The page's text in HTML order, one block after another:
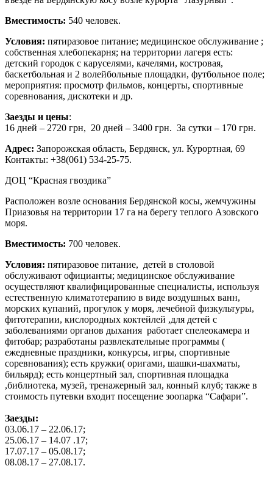
Вместимость: 540 человек.
Условия: пятиразовое питание; медицинское обслуживание ;
собственная хлебопекарня; на территории лагеря есть:
детский городок с каруселями, качелями, костровая,
баскетбольная и 2 волейбольные площадки, футбольное поле;
мероприятия: просмотр фильмов, концерты, спортивные
соревнования, дискотеки и др.
Заезды и цены:
16 дней – 2720 грн, 20 дней – 3400 грн. За сутки – 170 грн.
Адрес: Запорожская область, Бердянск, ул. Курортная, 69
Контакты: +38(061) 534-25-75.
ДОЦ “Красная гвоздика”
Расположен возле основания Бердянской косы, жемчужины
Приазовья на территории 17 га на берегу теплого Азовского
моря.
Вместимость: 700 человек.
Условия: пятиразовое питание, детей в столовой
обслуживают официанты; медицинское обслуживание
осуществляют квалифицированные специалисты, используя
естественную климатотерапию в виде воздушных ванн,
морских купаний, прогулок у моря, лечебной физкультуры,
фитотерапии, кислородных коктейлей ,для детей с
заболеваниями органов дыхания работает спелеокамера и
фитобар; разработаны развлекательные программы (
ежедневные праздники, конкурсы, игры, спортивные
соревнования); есть кружки( оригами, шашки-шахматы,
бильярд); есть концертный зал, спортивная площадка
,библиотека, музей, тренажерный зал, конный клуб; также в
стоимость путевки входит посещение зоопарка “Сафари”.
Заезды:
03.06.17 – 22.06.17;
25.06.17 – 14.07 .17;
17.07.17 – 05.08.17;
08.08.17 – 27.08.17.